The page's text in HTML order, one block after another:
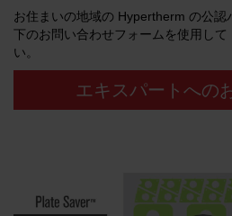
お住まいの地域の Hypertherm の公認
下のお問い合わせフォームを使用し
い。
エキスパートへの